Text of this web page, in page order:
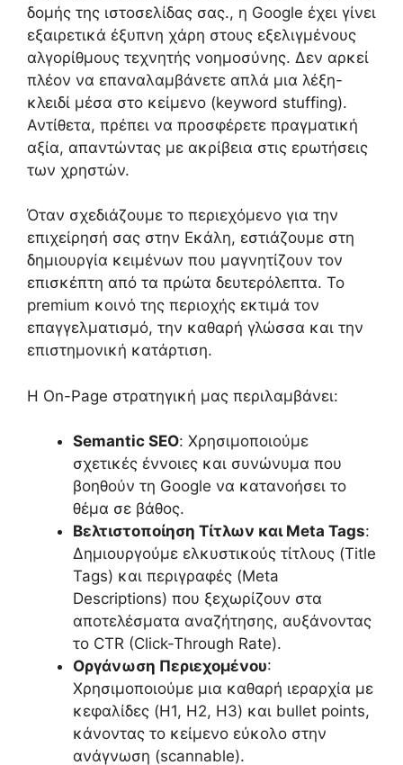
δομής της ιστοσελίδας σας., η Google έχει γίνει
εξαιρετικά έξυπνη χάρη στους εξελιγμένους
αλγορίθμους τεχνητής νοημοσύνης. Δεν αρκεί
πλέον να επαναλαμβάνετε απλά μια λέξη-
κλειδί μέσα στο κείμενο (keyword stuffing).
Αντίθετα, πρέπει να προσφέρετε πραγματική
αξία, απαντώντας με ακρίβεια στις ερωτήσεις
των χρηστών.
Όταν σχεδιάζουμε το περιεχόμενο για την
επιχείρησή σας στην Εκάλη, εστιάζουμε στη
δημιουργία κειμένων που μαγνητίζουν τον
επισκέπτη από τα πρώτα δευτερόλεπτα. Το
premium κοινό της περιοχής εκτιμά τον
επαγγελματισμό, την καθαρή γλώσσα και την
επιστημονική κατάρτιση.
Η On-Page στρατηγική μας περιλαμβάνει:
Semantic SEO: Χρησιμοποιούμε
σχετικές έννοιες και συνώνυμα που
βοηθούν τη Google να κατανοήσει το
θέμα σε βάθος.
Βελτιστοποίηση Τίτλων και Meta Tags:
Δημιουργούμε ελκυστικούς τίτλους (Title
Tags) και περιγραφές (Meta
Descriptions) που ξεχωρίζουν στα
αποτελέσματα αναζήτησης, αυξάνοντας
το CTR (Click-Through Rate).
Οργάνωση Περιεχομένου:
Χρησιμοποιούμε μια καθαρή ιεραρχία με
κεφαλίδες (H1, H2, H3) και bullet points,
κάνοντας το κείμενο εύκολο στην
ανάγνωση (scannable).